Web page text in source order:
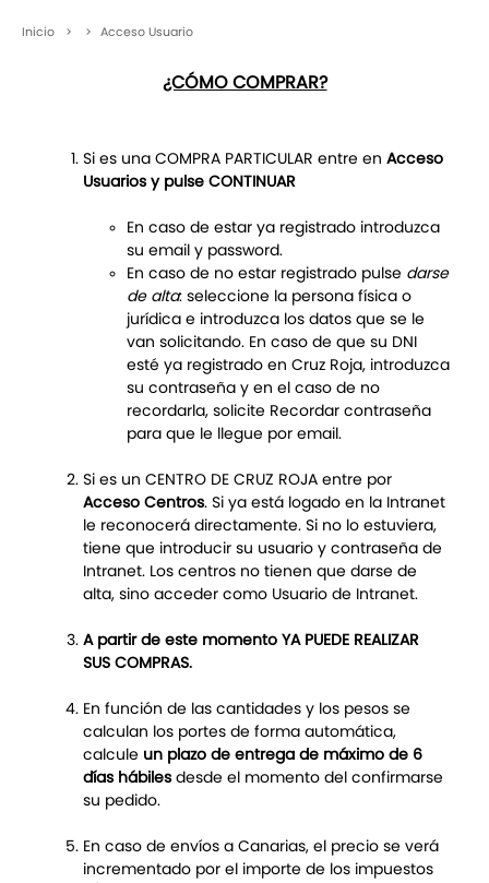
Inicio > > Acceso Usuario
¿CÓMO COMPRAR?
Si es una COMPRA PARTICULAR entre en Acceso
Usuarios y pulse CONTINUAR
En caso de estar ya registrado introduzca
su email y password.
En caso de no estar registrado pulse darse
de alta: seleccione la persona física o
jurídica e introduzca los datos que se le
van solicitando. En caso de que su DNI
esté ya registrado en Cruz Roja, introduzca
su contraseña y en el caso de no
recordarla, solicite Recordar contraseña
para que le llegue por email.
Si es un CENTRO DE CRUZ ROJA entre por
Acceso Centros. Si ya está logado en la Intranet
le reconocerá directamente. Si no lo estuviera,
tiene que introducir su usuario y contraseña de
Intranet. Los centros no tienen que darse de
alta, sino acceder como Usuario de Intranet.
A partir de este momento YA PUEDE REALIZAR
SUS COMPRAS.
En función de las cantidades y los pesos se
calculan los portes de forma automática,
calcule un plazo de entrega de máximo de 6
días hábilesdesde el momento del confirmarse
su pedido.
En caso de envíos a Canarias, el precio se verá
incrementado por el importe de los impuestos